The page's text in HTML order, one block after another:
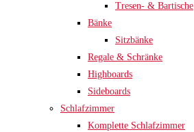
Tresen- & Bartische
Bänke
Sitzbänke
Regale & Schränke
Highboards
Sideboards
Schlafzimmer
Komplette Schlafzimmer